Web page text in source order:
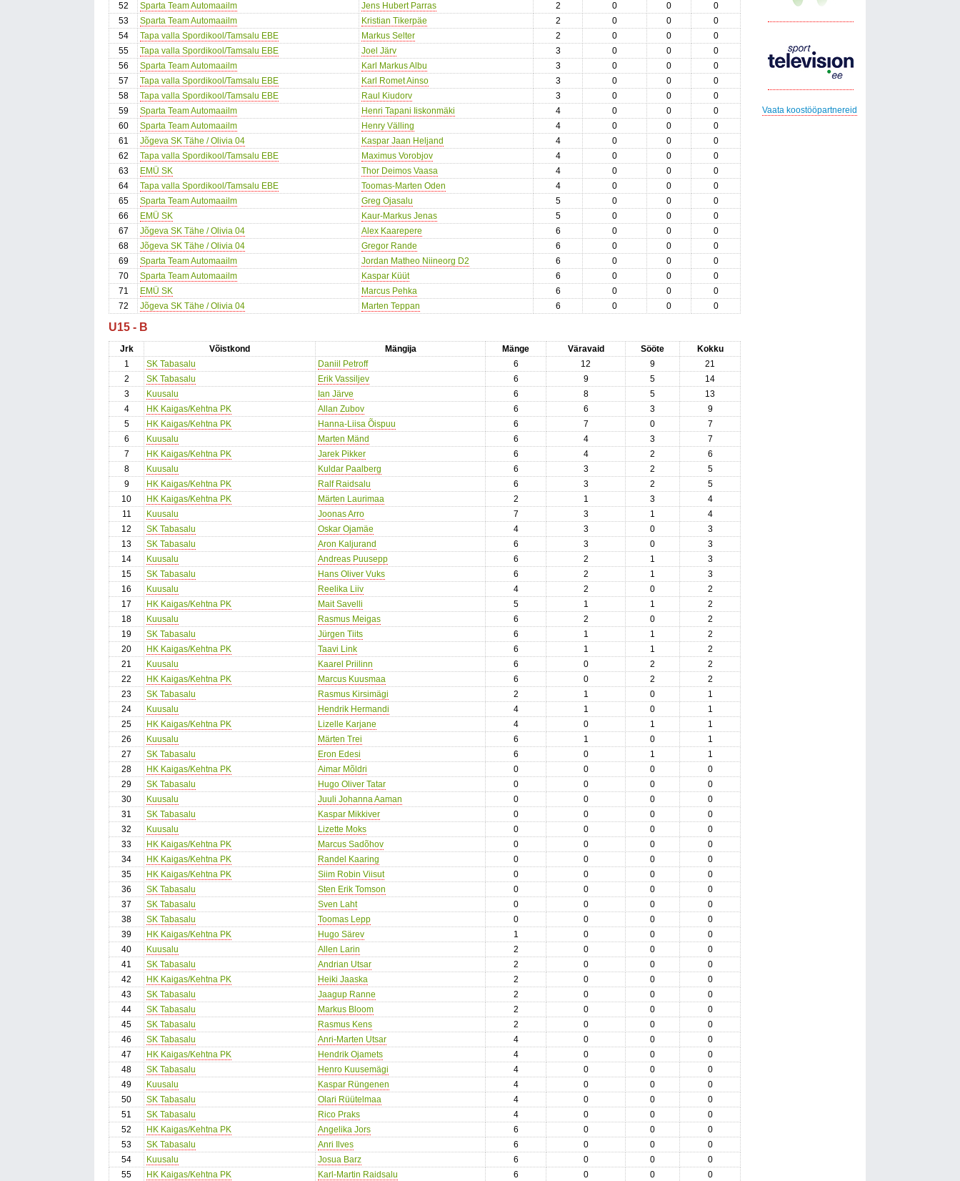
52
Sparta Team Automaailm Jens Hubert Parras 2 0 0
0
53
Sparta Team Automaailm Kristian Tikerpäe 2 0 0
0
54
Tapa valla Spordikool/Tamsalu EBE Markus Selter 2 0 0
0
55
Tapa valla Spordikool/Tamsalu EBE Joel Järv 3 0 0
0
56
Sparta Team Automaailm Karl Markus Albu 3 0 0
0
57
Tapa valla Spordikool/Tamsalu EBE Karl Romet Ainso 3 0 0
0
58
Tapa valla Spordikool/Tamsalu EBE Raul Kiudorv 3 0 0
0
59
Sparta Team Automaailm Henri Tapani Iiskonmäki 4 0 0
0
60
Sparta Team Automaailm Henry Välling 4 0 0
0
61
Jõgeva SK Tähe / Olivia 04 Kaspar Jaan Heljand 4 0 0
0
62
Tapa valla Spordikool/Tamsalu EBE Maximus Vorobjov 4 0 0
0
63
EMÜ SK Thor Deimos Vaasa 4 0 0
0
64
Tapa valla Spordikool/Tamsalu EBE Toomas-Marten Oden 4 0 0
0
65
Sparta Team Automaailm Greg Ojasalu 5 0 0
0
66
EMÜ SK Kaur-Markus Jenas 5 0 0
0
67
Jõgeva SK Tähe / Olivia 04 Alex Kaarepere 6 0 0
0
68
Jõgeva SK Tähe / Olivia 04 Gregor Rande 6 0 0
0
69
Sparta Team Automaailm Jordan Matheo Niineorg D2 6 0 0
0
70
Sparta Team Automaailm Kaspar Küüt 6 0 0
0
71
EMÜ SK Marcus Pehka 6 0 0
0
72
Jõgeva SK Tähe / Olivia 04 Marten Teppan 6 0 0 0
U15 - B
Jrk Võistkond Mängija Mänge Väravaid Sööte
Kokku
1
SK Tabasalu Daniil Petroff 6 12 9
21
2
SK Tabasalu Erik Vassiljev 6 9 5
14
3
Kuusalu Ian Järve 6 8 5
13
4
HK Kaigas/Kehtna PK Allan Zubov 6 6 3
9
5
HK Kaigas/Kehtna PK Hanna-Liisa Õispuu 6 7 0
7
6
Kuusalu Marten Mänd 6 4 3
7
7
HK Kaigas/Kehtna PK Jarek Pikker 6 4 2
6
8
Kuusalu Kuldar Paalberg 6 3 2
5
9
HK Kaigas/Kehtna PK Ralf Raidsalu 6 3 2
5
10
HK Kaigas/Kehtna PK Märten Laurimaa 2 1 3
4
11
Kuusalu Joonas Arro 7 3 1
4
12
SK Tabasalu Oskar Ojamäe 4 3 0
3
13
SK Tabasalu Aron Kaljurand 6 3 0
3
14
Kuusalu Andreas Puusepp 6 2 1
3
15
SK Tabasalu Hans Oliver Vuks 6 2 1
3
16
Kuusalu Reelika Liiv 4 2 0
2
17
HK Kaigas/Kehtna PK Mait Savelli 5 1 1
2
18
Kuusalu Rasmus Meigas 6 2 0
2
19
SK Tabasalu Jürgen Tiits 6 1 1
2
20
HK Kaigas/Kehtna PK Taavi Link 6 1 1
2
21
Kuusalu Kaarel Priilinn 6 0 2
2
22
HK Kaigas/Kehtna PK Marcus Kuusmaa 6 0 2
2
23
SK Tabasalu Rasmus Kirsimägi 2 1 0
1
24
Kuusalu Hendrik Hermandi 4 1 0
1
25
HK Kaigas/Kehtna PK Lizelle Karjane 4 0 1
1
26
Kuusalu Märten Trei 6 1 0
1
27
SK Tabasalu Eron Edesi 6 0 1
1
28
HK Kaigas/Kehtna PK Aimar Mõldri 0 0 0
0
29
SK Tabasalu Hugo Oliver Tatar 0 0 0
0
30
Kuusalu Juuli Johanna Aaman 0 0 0
0
31
SK Tabasalu Kaspar Mikkiver 0 0 0
0
32
Kuusalu Lizette Moks 0 0 0
0
33
HK Kaigas/Kehtna PK Marcus Sadõhov 0 0 0
0
34
HK Kaigas/Kehtna PK Randel Kaaring 0 0 0
0
35
HK Kaigas/Kehtna PK Siim Robin Viisut 0 0 0
0
36
SK Tabasalu Sten Erik Tomson 0 0 0
0
37
SK Tabasalu Sven Laht 0 0 0
0
38
SK Tabasalu Toomas Lepp 0 0 0
0
39
HK Kaigas/Kehtna PK Hugo Särev 1 0 0
0
40
Kuusalu Allen Larin 2 0 0
0
41
SK Tabasalu Andrian Utsar 2 0 0
0
42
HK Kaigas/Kehtna PK Heiki Jaaska 2 0 0
0
43
SK Tabasalu Jaagup Ranne 2 0 0
0
44
SK Tabasalu Markus Bloom 2 0 0
0
45
SK Tabasalu Rasmus Kens 2 0 0
0
46
SK Tabasalu Anri-Marten Utsar 4 0 0
0
47
HK Kaigas/Kehtna PK Hendrik Ojamets 4 0 0
0
48
SK Tabasalu Henro Kuusemägi 4 0 0
0
49
Kuusalu Kaspar Rüngenen 4 0 0
0
50
SK Tabasalu Olari Rüütelmaa 4 0 0
0
51
SK Tabasalu Rico Praks 4 0 0
0
52
HK Kaigas/Kehtna PK Angelika Jors 6 0 0
0
53
SK Tabasalu Anri Ilves 6 0 0
0
54
Kuusalu Josua Barz 6 0 0
0
55
HK Kaigas/Kehtna PK Karl-Martin Raidsalu 6 0 0 0
Vaata koostööpartnereid